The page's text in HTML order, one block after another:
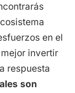
en el
invertir
respuesta
son